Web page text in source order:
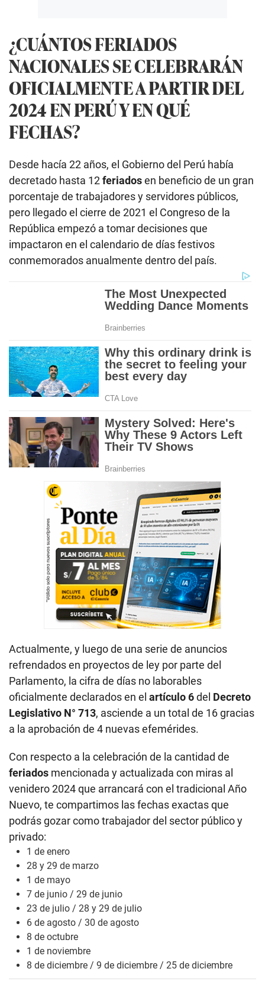
¿CUÁNTOS FERIADOS
NACIONALES SE CELEBRARÁN
OFICIALMENTE A PARTIR DEL
2024 EN PERÚ Y EN QUÉ
FECHAS?
Desde hacía 22 años, el Gobierno del Perú había
decretado hasta 12feriadosen beneficio de un gran
porcentaje de trabajadores y servidores públicos,
pero llegado el cierre de 2021 el Congreso de la
República empezó a tomar decisiones que
impactaron en el calendario de días festivos
conmemorados anualmente dentro del país.
Actualmente, y luego de una serie de anuncios
refrendados en proyectos de ley por parte del
Parlamento, la cifra de días no laborables
oficialmente declarados en el artículo 6del Decreto
Legislativo N° 713, asciende a un total de 16 gracias
a la aprobación de 4 nuevas efemérides.
Con respecto a la celebración de la cantidad de
feriados mencionada y actualizada con miras al
venidero 2024 que arrancará con el tradicional Año
Nuevo, te compartimos las fechas exactas que
podrás gozar como trabajador del sector público y
privado:
1 de enero
28 y 29 de marzo
1 de mayo
7 de junio / 29 de junio
23 de julio / 28 y 29 de julio
6 de agosto / 30 de agosto
8 de octubre
1 de noviembre
8 de diciembre / 9 de diciembre / 25 de diciembre